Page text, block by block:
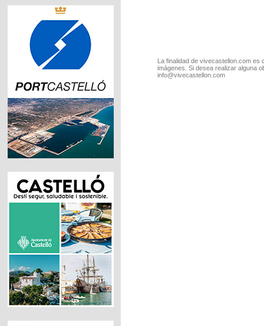
La finalidad de vivecastellon.com
imágenes. Si desea realizar alguna
info@vivecastellon.com